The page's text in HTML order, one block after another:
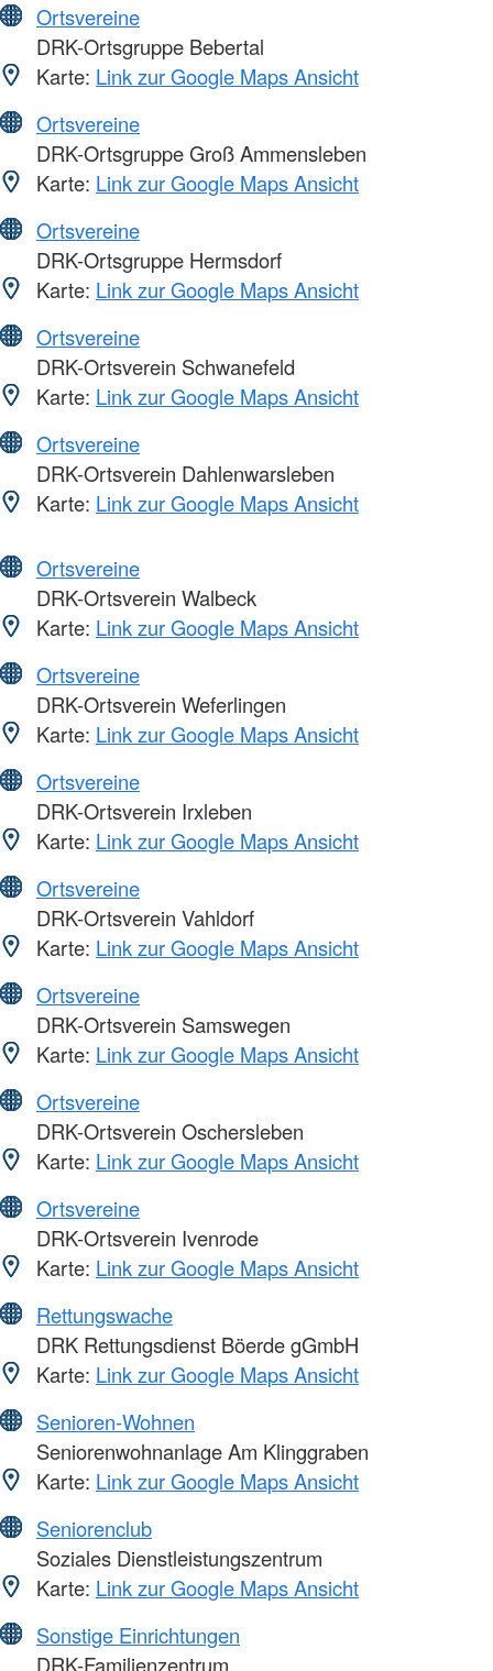
Ortsvereine
DRK-Ortsgruppe Bebertal
Karte: Link zur Google Maps Ansicht
Ortsvereine
DRK-Ortsgruppe Groß Ammensleben
Karte: Link zur Google Maps Ansicht
Ortsvereine
DRK-Ortsgruppe Hermsdorf
Karte: Link zur Google Maps Ansicht
Ortsvereine
DRK-Ortsverein Schwanefeld
Karte: Link zur Google Maps Ansicht
Ortsvereine
DRK-Ortsverein Dahlenwarsleben
Karte: Link zur Google Maps Ansicht
Ortsvereine
DRK-Ortsverein Walbeck
Karte: Link zur Google Maps Ansicht
Ortsvereine
DRK-Ortsverein Weferlingen
Karte: Link zur Google Maps Ansicht
Ortsvereine
DRK-Ortsverein Irxleben
Karte: Link zur Google Maps Ansicht
Ortsvereine
DRK-Ortsverein Vahldorf
Karte: Link zur Google Maps Ansicht
Ortsvereine
DRK-Ortsverein Samswegen
Karte: Link zur Google Maps Ansicht
Ortsvereine
DRK-Ortsverein Oschersleben
Karte: Link zur Google Maps Ansicht
Ortsvereine
DRK-Ortsverein Ivenrode
Karte: Link zur Google Maps Ansicht
Rettungswache
DRK Rettungsdienst Böerde gGmbH
Karte: Link zur Google Maps Ansicht
Senioren-Wohnen
Seniorenwohnanlage Am Klinggraben
Karte: Link zur Google Maps Ansicht
Seniorenclub
Soziales Dienstleistungszentrum
Karte: Link zur Google Maps Ansicht
Sonstige Einrichtungen
DRK-Familienzentrum